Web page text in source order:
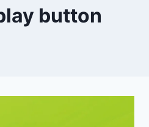
button